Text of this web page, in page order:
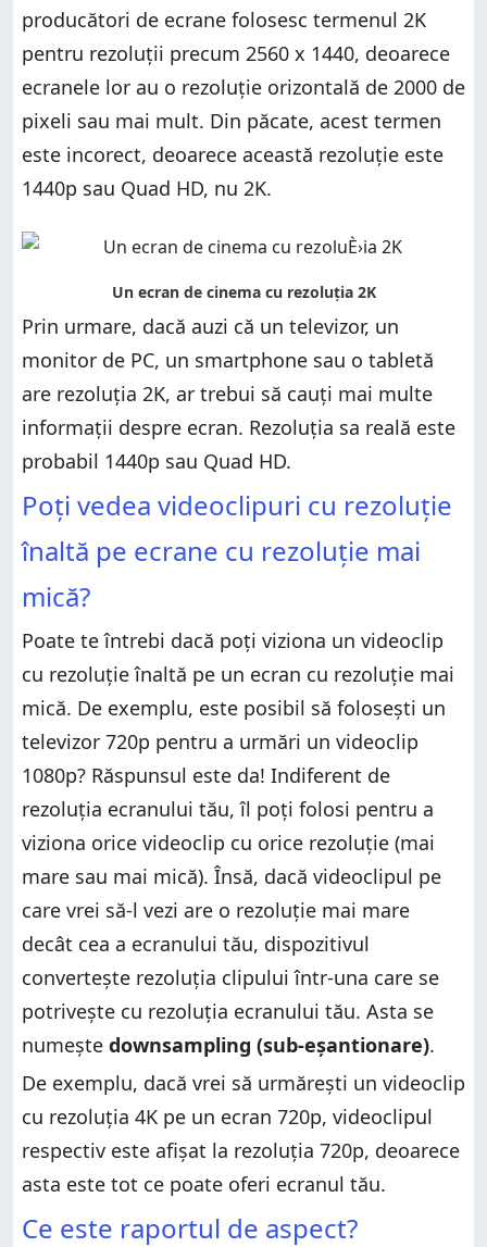
producători de ecrane folosesc termenul 2K
pentru rezoluții precum 2560 x 1440, deoarece
ecranele lor au o rezoluție orizontală de 2000 de
pixeli sau mai mult. Din păcate, acest termen
este incorect, deoarece această rezoluție este
1440p sau Quad HD, nu 2K.
Prin urmare, dacă auzi că un televizor, un
monitor de PC, un smartphone sau o tabletă
are rezoluția 2K, ar trebui să cauți mai multe
informații despre ecran. Rezoluția sa reală este
probabil 1440p sau Quad HD.
Poți vedea videoclipuri cu rezoluție
înaltă pe ecrane cu rezoluție mai
mică?
Poate te întrebi dacă poți viziona un videoclip
cu rezoluție înaltă pe un ecran cu rezoluție mai
mică. De exemplu, este posibil să folosești un
televizor 720p pentru a urmări un videoclip
1080p? Răspunsul este da! Indiferent de
rezoluția ecranului tău, îl poți folosi pentru a
viziona orice videoclip cu orice rezoluție (mai
mare sau mai mică). Însă, dacă videoclipul pe
care vrei să-l vezi are o rezoluție mai mare
decât cea a ecranului tău, dispozitivul
convertește rezoluția clipului într-una care se
potrivește cu rezoluția ecranului tău. Asta se
numește downsampling (sub-eșantionare).
De exemplu, dacă vrei să urmărești un videoclip
cu rezoluția 4K pe un ecran 720p, videoclipul
respectiv este afișat la rezoluția 720p, deoarece
asta este tot ce poate oferi ecranul tău.
Ce este raportul de aspect?